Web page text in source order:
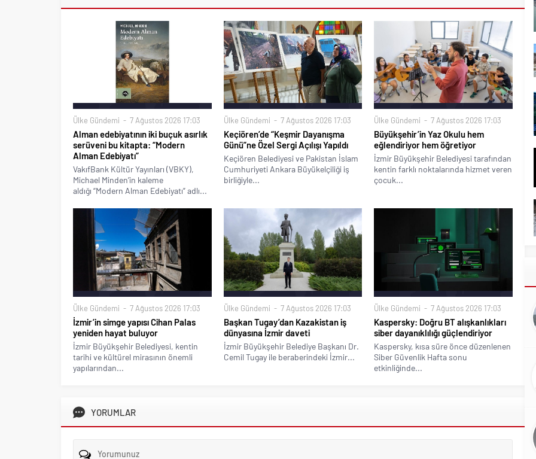
Ülke Gündemi 7 Ağustos 2026 17:03
Alman edebiyatının iki buçuk asırlık
serüveni bu kitapta: “Modern
Alman Edebiyatı”
VakıfBank Kültür Yayınları (VBKY),
Michael Minden’in kaleme
aldığı “Modern Alman Edebiyatı” adlı...
Ülke Gündemi 7 Ağustos 2026 17:03
Keçiören’de “Keşmir Dayanışma
Günü”ne Özel Sergi Açılışı Yapıldı
Keçiören Belediyesi ve Pakistan İslam
Cumhuriyeti Ankara Büyükelçiliği iş
birliğiyle...
Ülke Gündemi 7 Ağustos 2026 17:03
Büyükşehir’in Yaz Okulu hem
eğlendiriyor hem öğretiyor
İzmir Büyükşehir Belediyesi tarafından
kentin farklı noktalarında hizmet veren
çocuk...
Ülke Gündemi 7 Ağustos 2026 17:03
İzmir’in simge yapısı Cihan Palas
yeniden hayat buluyor
İzmir Büyükşehir Belediyesi, kentin
tarihi ve kültürel mirasının önemli
yapılarından...
Ülke Gündemi 7 Ağustos 2026 17:03
Başkan Tugay’dan Kazakistan iş
dünyasına İzmir daveti
İzmir Büyükşehir Belediye Başkanı Dr.
Cemil Tugay ile beraberindeki İzmir...
Ülke Gündemi 7 Ağustos 2026 17:03
Kaspersky: Doğru BT alışkanlıkları
siber dayanıklılığı güçlendiriyor
Kaspersky, kısa süre önce düzenlenen
Siber Güvenlik Hafta sonu
etkinliğinde...
YORUMLAR